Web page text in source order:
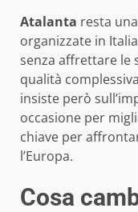
Atalanta resta
organizzate in
senza affrettare le
qualità
insiste però
occasione per
chiave per
l’Europa.
Cosa